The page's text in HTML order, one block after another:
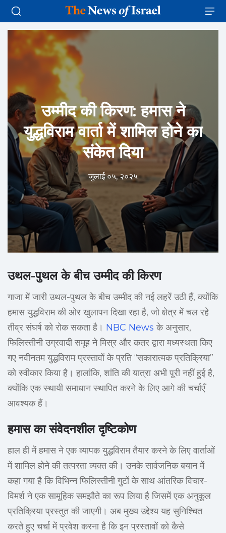
उम्मीद की किरण: हमास ने
युद्धविराम वार्ता में शामिल होने का
संकेत दिया
जुलाई ०५, २०२५
उथल-पुथल के बीच उम्मीद की किरण
गाजा में जारी उथल-पुथल के बीच उम्मीद की नई लहरें उठी हैं, क्योंकि
हमास युद्धविराम की ओर खुलापन दिखा रहा है, जो क्षेत्र में चल रहे
तीव्र संघर्ष को रोक सकता है। NBC News के अनुसार,
फिलिस्तीनी उग्रवादी समूह ने मिस्र और कतर द्वारा मध्यस्थता किए
गए नवीनतम युद्धविराम प्रस्तावों के प्रति “सकारात्मक प्रतिक्रिया”
को स्वीकार किया है। हालांकि, शांति की यात्रा अभी पूरी नहीं हुई है,
क्योंकि एक स्थायी समाधान स्थापित करने के लिए आगे की चर्चाएँ
आवश्यक हैं।
हमास का संवेदनशील दृष्टिकोण
हाल ही में हमास ने एक व्यापक युद्धविराम तैयार करने के लिए वार्ताओं
में शामिल होने की तत्परता व्यक्त की। उनके सार्वजनिक बयान में
कहा गया है कि विभिन्न फिलिस्तीनी गुटों के साथ आंतरिक विचार-
विमर्श ने एक सामूहिक समझौते का रूप लिया है जिसमें एक अनुकूल
प्रतिक्रिया प्रस्तुत की जाएगी। अब मुख्य उद्देश्य यह सुनिश्चित
करते हुए चर्चा में प्रवेश करना है कि इन प्रस्तावों को कैसे